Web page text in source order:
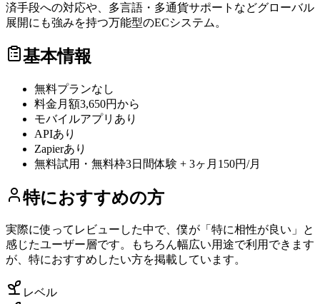
済手段への対応や、多言語・多通貨サポートなどグローバル
展開にも強みを持つ万能型のECシステム。
基本情報
無料プランなし
料金 月額3,650円から
モバイルアプリ あり
APIあり
Zapierあり
無料試用・無料枠3日間体験 + 3ヶ月150円/月
特におすすめの方
実際に使ってレビューした中で、僕が「特に相性が良い」と
感じたユーザー層です。もちろん幅広い用途で利用できます
が、特におすすめしたい方を掲載しています。
レベル